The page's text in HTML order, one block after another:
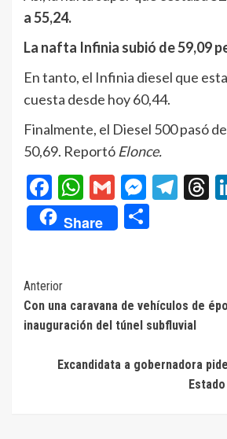
a 55,24.
La nafta Infinia subió de 59,09
En tanto, el Infinia diesel que
cuesta desde hoy 60,44.
Finalmente, el Diesel 500 pasó
50,69. Reportó Elonce.
Facebook
WhatsApp
Gmail
Share
Navegación
de
entradas
Anterior
Con una caravana de vehículos de
inauguración del túnel subfluvial
Excandidata a gobernadora